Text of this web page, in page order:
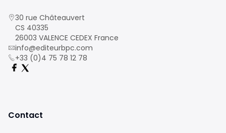
30 rue Châteauvert
CS 40335
26003 VALENCE CEDEX France
info@editeurbpc.com
+33 (0)4 75 78 12 78
Contact